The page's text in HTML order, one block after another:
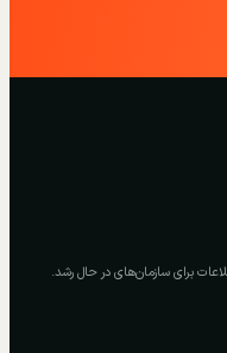
برای سازمان‌های در حال رشد.